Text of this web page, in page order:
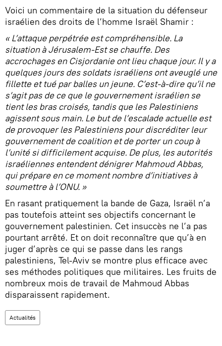
Voici un commentaire de la situation du défenseur
israélien des droits de l’homme Israël Shamir :
« L’attaque perpétrée est compréhensible. La
situation à Jérusalem-Est se chauffe. Des
accrochages en Cisjordanie ont lieu chaque jour. Il y a
quelques jours des soldats israéliens ont aveuglé une
fillette et tué par balles un jeune. C’est-à-dire qu’il ne
s’agit pas de ce que le gouvernement israélien se
tient les bras croisés, tandis que les Palestiniens
agissent sous main. Le but de l’escalade actuelle est
de provoquer les Palestiniens pour discréditer leur
gouvernement de coalition et de porter un coup à
l’unité si difficilement acquise. De plus, les autorités
israéliennes entendent dénigrer Mahmoud Abbas,
qui prépare en ce moment nombre d’initiatives à
soumettre à l’ONU. »
En rasant pratiquement la bande de Gaza, Israël n’a
pas toutefois atteint ses objectifs concernant le
gouvernement palestinien. Cet insuccès ne l’a pas
pourtant arrêté. Et on doit reconnaître que qu’à en
juger d’après ce qui se passe dans les rangs
palestiniens, Tel-Aviv se montre plus efficace avec
ses méthodes politiques que militaires. Les fruits de
nombreux mois de travail de Mahmoud Abbas
disparaissent rapidement.
Actualités